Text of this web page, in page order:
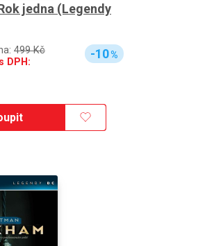
jedna (Legendy
499 Kč
DPH:
-10%